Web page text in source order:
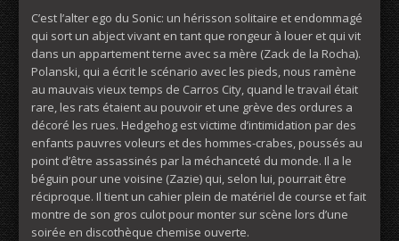
C’est l’alter ego du Sonic: un hérisson solitaire et endommagé
qui sort un abject vivant en tant que rongeur à louer et qui vit
dans un appartement terne avec sa mère (Zack de la Rocha).
Polanski, qui a écrit le scénario avec les pieds, nous ramène
au mauvais vieux temps de Carros City, quand le travail était
rare, les rats étaient au pouvoir et une grève des ordures a
décoré les rues. Hedgehog est victime d’intimidation par des
enfants pauvres voleurs et des hommes-crabes, poussés au
point d’être assassinés par la méchanceté du monde. Il a le
béguin pour une voisine (Zazie) qui, selon lui, pourrait être
réciproque. Il tient un cahier plein de matériel de course et fait
montre de son gros culot pour monter sur scène lors d’une
soirée en discothèque chemise ouverte.